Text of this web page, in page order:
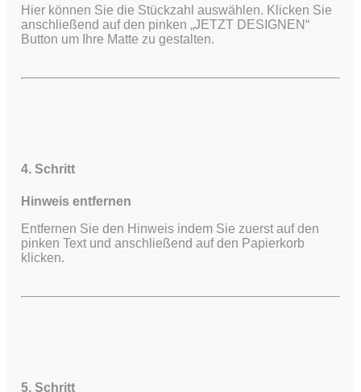
Hier können Sie die Stückzahl auswählen. Klicken Sie
anschließend auf den pinken „JETZT DESIGNEN“
Button um Ihre Matte zu gestalten.
4. Schritt
Hinweis entfernen
Entfernen Sie den Hinweis indem Sie zuerst auf den
pinken Text und anschließend auf den Papierkorb
klicken.
5. Schritt